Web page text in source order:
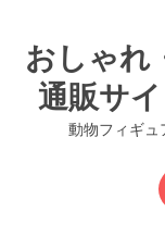
おしゃれ
通販サ
動物フィギュ